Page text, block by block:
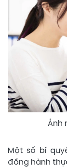
Ảnh
Một số bí
đồng hành